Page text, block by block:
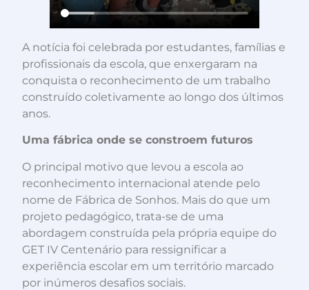
A notícia foi celebrada por estudantes, famílias e
profissionais da escola, que enxergaram na
conquista o reconhecimento de um trabalho
construído coletivamente ao longo dos últimos
anos.
Uma fábrica onde se constroem futuros
O principal motivo que levou a escola ao
reconhecimento internacional atende pelo
nome de Fábrica de Sonhos. Mais do que um
projeto pedagógico, trata-se de uma
abordagem construída pela própria equipe do
GET IV Centenário para ressignificar a
experiência escolar em um território marcado
por inúmeros desafios sociais.